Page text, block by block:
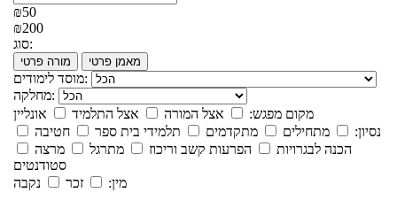
₪50
₪200
סוג:
מורה פרטי מאמן פרטי
מוסד לימודים:
מחלקה:
מקום מפגש:
אצל המורה אצל התלמיד
אונליין
נסיון:
מתחילים מתקדמים תלמידי בית ספר
חטיבה
הכנה לבגרויות
הפרעות קשב וריכוז מתרגל
מרצה
סטודנטים
מין:
זכר נקבה